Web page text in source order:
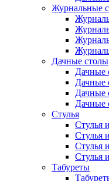
Журнальные
Дачные столы
Дачные
Дачные
Дачные
Дачные
Стулья
Стулья
Стулья
Стулья
Стулья
Табуреты